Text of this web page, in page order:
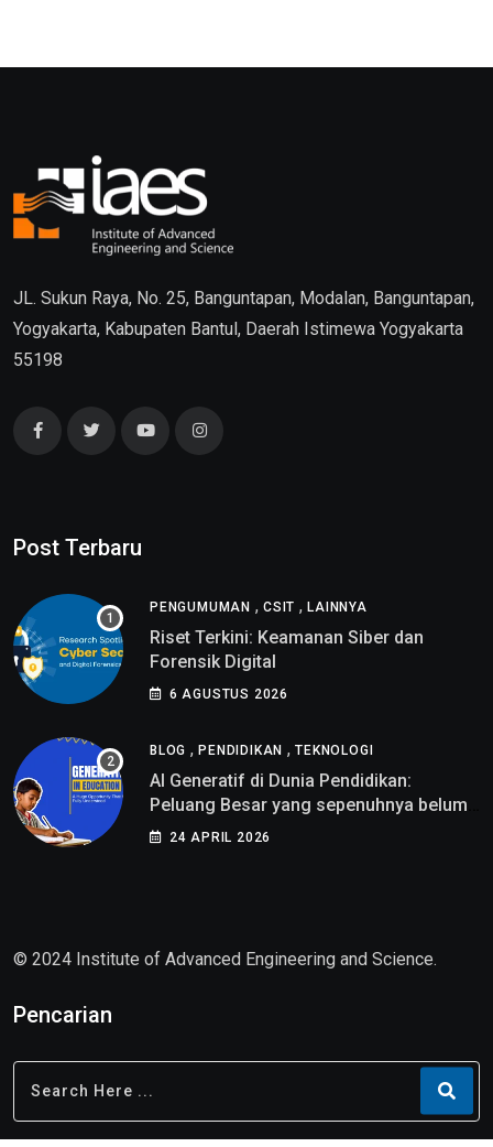
JL. Sukun Raya, No. 25, Banguntapan, Modalan, Banguntapan,
Yogyakarta, Kabupaten Bantul, Daerah Istimewa Yogyakarta
55198
Post Terbaru
PENGUMUMAN , CSIT ,LAINNYA
Riset Terkini: Keamanan Siber dan
Forensik Digital
6 AGUSTUS 2026
BLOG ,PENDIDIKAN ,TEKNOLOGI
AI Generatif di Dunia Pendidikan:
Peluang Besar yang sepenuhnya belum
di pahami
24 APRIL 2026
© 2024 Institute of Advanced Engineering and Science.
Pencarian